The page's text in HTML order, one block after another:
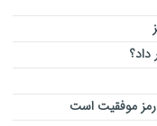
موفقیت است